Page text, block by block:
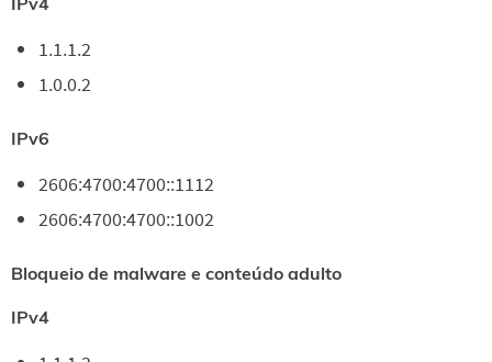
1.1.1.2
1.0.0.2
IPv6
2606:4700:4700::1112
2606:4700:4700::1002
Bloqueio de malware e conteúdo adulto
IPv4